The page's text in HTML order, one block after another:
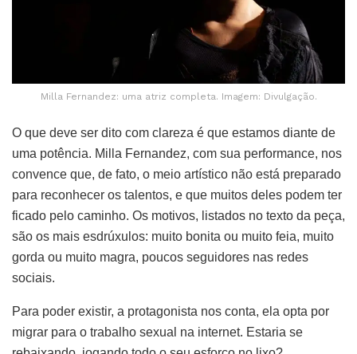
Milla Fernandez: uma atriz completa. Imagem: Divulgação.
O que deve ser dito com clareza é que estamos diante de
uma potência. Milla Fernandez, com sua performance, nos
convence que, de fato, o meio artístico não está preparado
para reconhecer os talentos, e que muitos deles podem ter
ficado pelo caminho. Os motivos, listados no texto da peça,
são os mais esdrúxulos: muito bonita ou muito feia, muito
gorda ou muito magra, poucos seguidores nas redes
sociais.
Para poder existir, a protagonista nos conta, ela opta por
migrar para o trabalho sexual na internet. Estaria se